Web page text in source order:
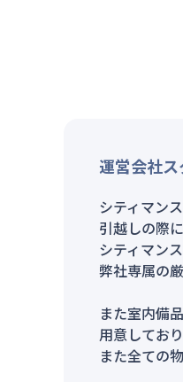
運営会社
シティマン
引越しの際
シティマン
弊社専属の
また室内備
用意してお
また全ての